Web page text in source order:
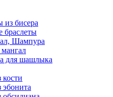
из бисера
браслеты
Шампура
для шашлыка
кости
эбонита